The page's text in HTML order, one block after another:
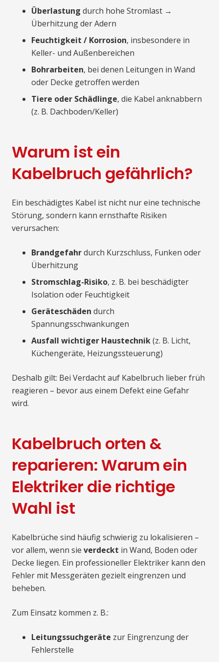
Überlastung durch hohe Stromlast →
Überhitzung der Adern
Feuchtigkeit / Korrosion, insbesondere in
Keller- und Außenbereichen
Bohrarbeiten, bei denen Leitungen in Wand
oder Decke getroffen werden
Tiere oder Schädlinge, die Kabel anknabbern
(z. B. Dachboden/Keller)
Warum ist ein
Kabelbruch gefährlich?
Ein beschädigtes Kabel ist nicht nur eine technische
Störung, sondern kann ernsthafte Risiken
verursachen:
Brandgefahrdurch Kurzschluss, Funken oder
Überhitzung
Stromschlag-Risiko, z. B. bei beschädigter
Isolation oder Feuchtigkeit
Geräteschäden durch
Spannungsschwankungen
Ausfall wichtiger Haustechnik(z. B. Licht,
Küchengeräte, Heizungssteuerung)
Deshalb gilt: Bei Verdacht auf Kabelbruch lieber früh
reagieren – bevor aus einem Defekt eine Gefahr
wird.
Kabelbruch orten &
reparieren: Warum ein
Elektriker die richtige
Wahl ist
Kabelbrüche sind häufig schwierig zu lokalisieren –
vor allem, wenn sie verdeckt in Wand, Boden oder
Decke liegen. Ein professioneller Elektriker kann den
Fehler mit Messgeräten gezielt eingrenzen und
beheben.
Zum Einsatz kommen z. B.:
Leitungssuchgeräte zur Eingrenzung der
Fehlerstelle